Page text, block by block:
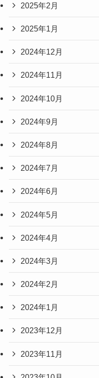
2025年2月
2025年1月
2024年12月
2024年11月
2024年10月
2024年9月
2024年8月
2024年7月
2024年6月
2024年5月
2024年4月
2024年3月
2024年2月
2024年1月
2023年12月
2023年11月